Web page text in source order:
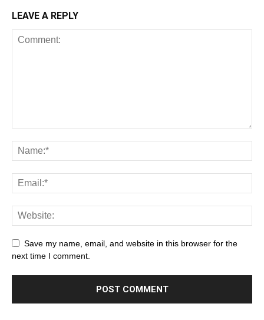
LEAVE A REPLY
Save my name, email, and website in this browser for the
next time I comment.